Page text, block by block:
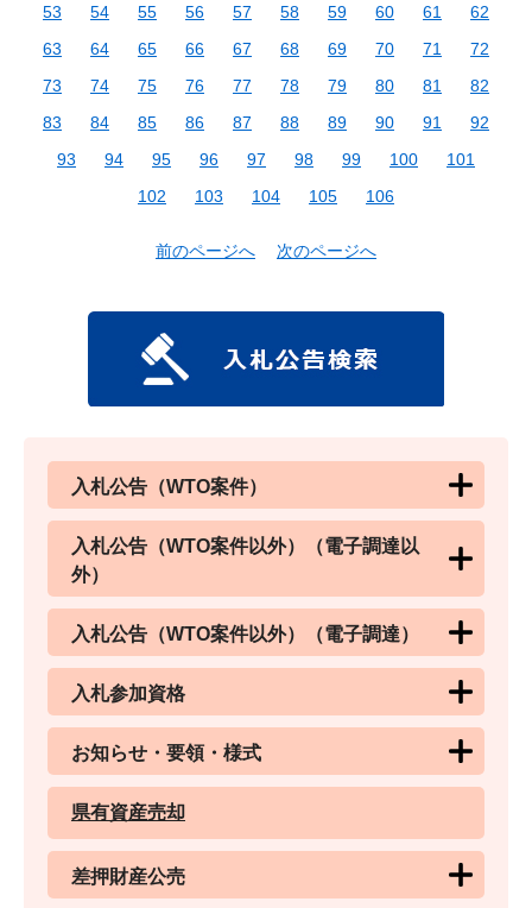
53
54 55 56 57 58 59 60 61
62
63
64 65 66 67 68 69 70 71
72
73
74 75 76 77 78 79 80 81
82
83
84 85 86 87 88 89 90 91
92
93
94 95 96 97 98 99 100
101
102
103 104 105 106
前のページへ 次のページへ
入札公告（WTO案件）
入札公告（WTO案件以外）（電子調達以
外）
入札公告（WTO案件以外）（電子調達）
入札参加資格
お知らせ・要領・様式
県有資産売却
差押財産公売